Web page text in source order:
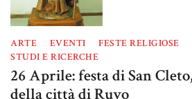
ARTE EVENTI FESTE RELIGIOSE
STUDI E RICERCHE
26 Aprile: festa di San
della città di Ruvo